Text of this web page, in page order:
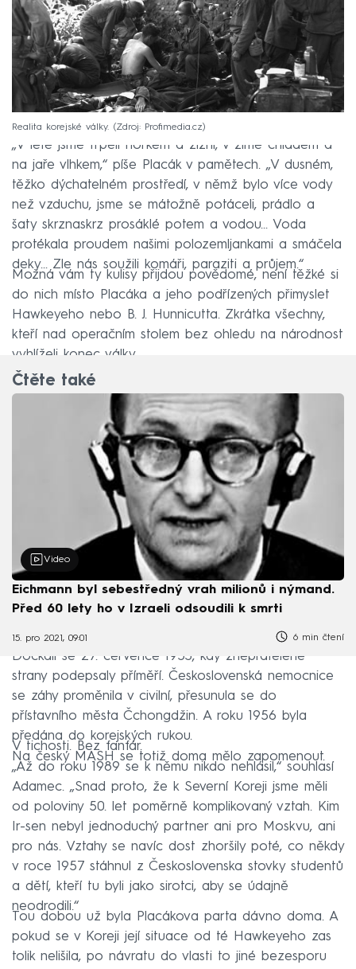
Realita korejské války. Zdroj: Profimedia.cz
„V létě jsme trpěli horkem a žízní, v zimě chladem a
na jaře vlhkem,“ píše Placák v pamětech. „V dusném,
těžko dýchatelném prostředí, v němž bylo více vody
než vzduchu, jsme se mátožně potáceli, prádlo a
šaty skrznaskrz prosáklé potem a vodou... Voda
protékala proudem našimi polozemljankami a smáčela
deky... Zle nás soužili komáři, paraziti a průjem.“
Možná vám ty kulisy přijdou povědomé, není těžké si
do nich místo Placáka a jeho podřízených přimyslet
Hawkeyeho nebo B. J. Hunnicutta. Zkrátka všechny,
kteří nad operačním stolem bez ohledu na národnost
vyhlíželi konec války.
Čtěte také
Video
Eichmann byl sebestředný vrah milionů i nýmand.
Před 60 lety ho v Izraeli odsoudili k smrti
15. pro 2021, 09:01 6 min čtení
Dočkali se 27. července 1953, kdy znepřátelené
strany podepsaly příměří. Československá nemocnice
se záhy proměnila v civilní, přesunula se do
přístavního města Čchongdžin. A roku 1956 byla
předána do korejských rukou.
V tichosti. Bez fanfár.
Na český MASH se totiž doma mělo zapomenout.
„Až do roku 1989 se k němu nikdo nehlásil,“ souhlasí
Adamec. „Snad proto, že k Severní Koreji jsme měli
od poloviny 50. let poměrně komplikovaný vztah. Kim
Ir-sen nebyl jednoduchý partner ani pro Moskvu, ani
pro nás. Vztahy se navíc dost zhoršily poté, co někdy
v roce 1957 stáhnul z Československa stovky studentů
a dětí, kteří tu byli jako sirotci, aby se údajně
neodrodili.“
Tou dobou už byla Placákova parta dávno doma. A
pokud se v Koreji její situace od té Hawkeyeho zas
tolik nelišila, po návratu do vlasti to jiné bezesporu